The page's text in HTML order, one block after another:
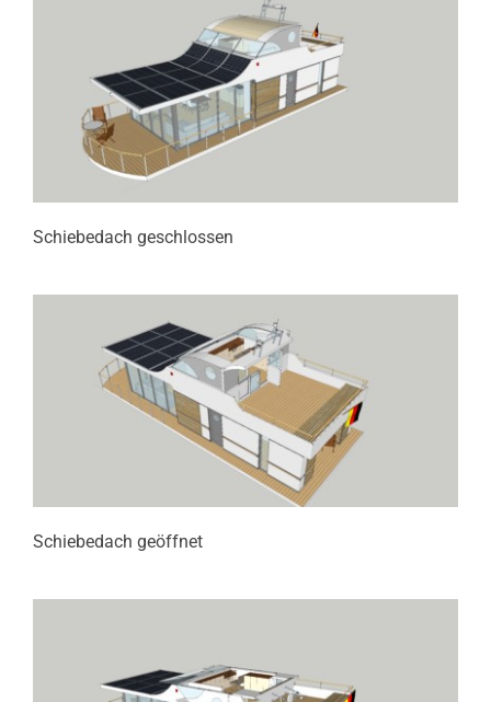
Schiebedach geschlossen
Schiebedach geöffnet